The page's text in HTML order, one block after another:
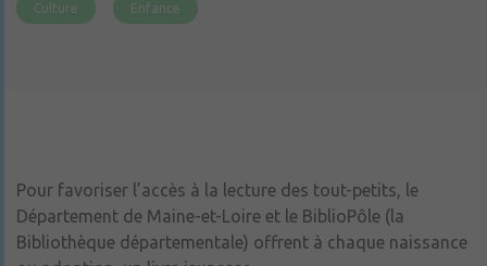
Culture Enfance
Pour favoriser l’accès à la lecture des tout-petits, le
Département de Maine-et-Loire et le BiblioPôle (la
Bibliothèque départementale) offrent à chaque naissance